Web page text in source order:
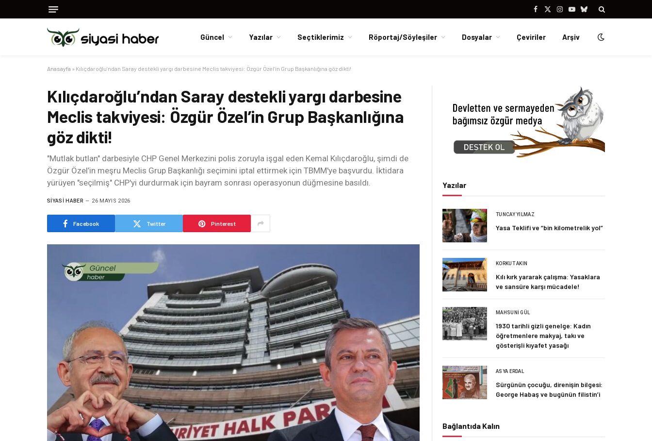
Facebook
X
Instagram
YouTubeBluesky
Güncel Yazılar Seçtiklerimiz Röportaj/Söyleşiler Dosyalar Çeviriler Arşiv
Anasayfa » Kılıçdaroğlu’ndan Saray destekli yargı darbesine Meclis takviyesi: Özgür Özel’in Grup Başkanlığına göz dikti!
Kılıçdaroğlu’ndan Saray destekli yargı darbesine
Meclis takviyesi: Özgür Özel’in Grup Başkanlığına
göz dikti!
"Mutlak butlan" darbesiyle CHP Genel Merkezini polis zoruyla işgal eden Kemal Kılıçdaroğlu, şimdi de
Özgür Özel’in meşru Meclis Grup Başkanlığı seçimini iptal ettirmek için TBMM'ye başvurdu. İktidara
yürüyen "seçilmiş" CHP'yi durdurmak için bayram sonrası operasyonun düğmesine basıldı.
SIYASI HABER 26 MAYIS 2026
Facebook Twitter Pinterest
Yazılar
TUNCAY YILMAZ
Yasa Teklifi ve “bin kilometrelik yol”
KORKUT AKIN
Kılı kırk yararak çalışma: Yasaklara
ve sansüre karşı mücadele!
MAHSUNI GÜL
1930 tarihli gizli genelge: Kadın
öğretmenlere makyaj, takı ve
gösterişli kıyafet yasağı
ASYA ERDAL
Sürgünün çocuğu, direnişin bilgesi:
George Habaş ve bugünün filistin’i
Bağlantıda Kalın